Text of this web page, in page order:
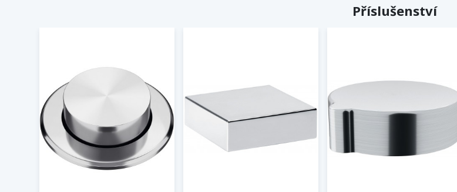
Příslušenství